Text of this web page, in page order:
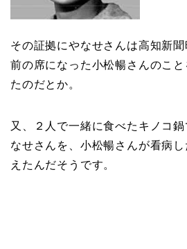
その証拠にやなせさんは高知新
前の席になった小松暢さんのこ
たのだとか。
又、２人で一緒に食べたキノコ
なせさんを、小松暢さんが看病
えたんだそうです。